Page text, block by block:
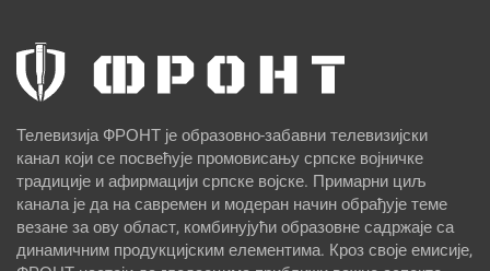
Телевизија ФРОНТ је образовно-забавни телевизијски
канал који се посвећује промовисању српске војничке
традиције и афирмацији српске војске. Примарни циљ
канала је да на савремен и модеран начин обрађује теме
везане за ову област, комбинујући образовне садржаје са
динамичним продукцијским елементима. Кроз своје емисије,